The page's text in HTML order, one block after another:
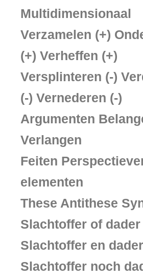
Multidimensionaal
Verzamelen (+)
(+) Verheffen (+)
Versplinteren (-)
(-) Vernederen (-)
Argumenten
Verlangen
Feiten
elementen
These Antithese
Slachtoffer of dader
Slachtoffer en dader
Slachtoffer noch